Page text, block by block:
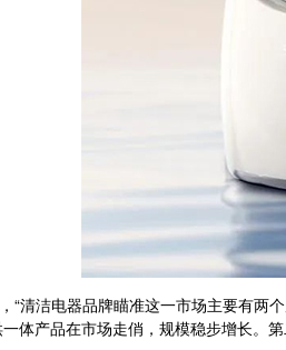
洁电器品牌瞄准这一市场主要有两
体产品在市场走俏，规模稳步增长。